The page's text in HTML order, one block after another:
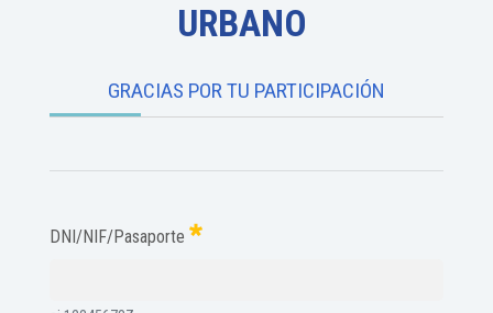
URBANO
GRACIAS POR TU PARTICIPACIÓN
DNI/NIF/Pasaporte